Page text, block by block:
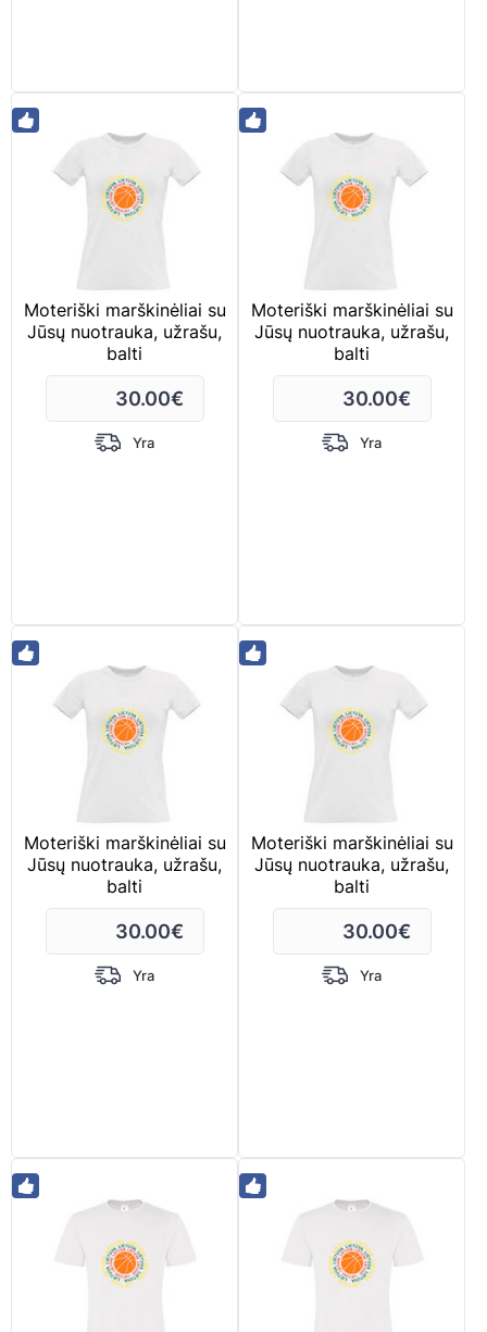
Moteriški marškinėliai su
Jūsų nuotrauka, užrašu,
balti
30.00€
Yra
Moteriški marškinėliai su
Jūsų nuotrauka, užrašu,
balti
30.00€
Yra
Moteriški marškinėliai su
Jūsų nuotrauka, užrašu,
balti
30.00€
Yra
Moteriški marškinėliai su
Jūsų nuotrauka, užrašu,
balti
30.00€
Yra